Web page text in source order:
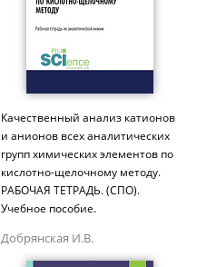
Качественный анализ катионов
и анионов всех аналитических
групп химических элементов по
кислотно-щелочному методу.
РАБОЧАЯ ТЕТРАДЬ. (СПО).
Учебное пособие.
Добрянская И.В.